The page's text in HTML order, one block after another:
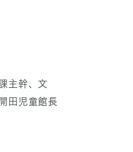
主幹、文
田児童館長